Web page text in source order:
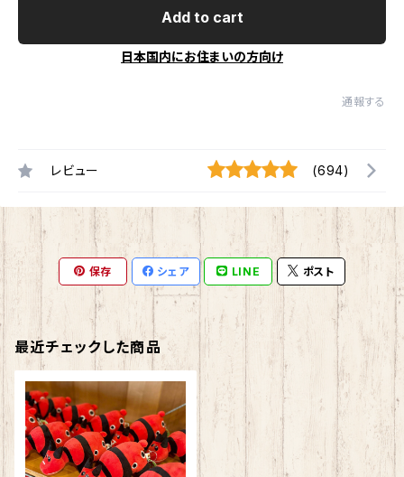
Add to cart
日本国内にお住まいの方向け
通報する
レビュー (694)
保存 シェア LINE ポスト
最近チェックした商品